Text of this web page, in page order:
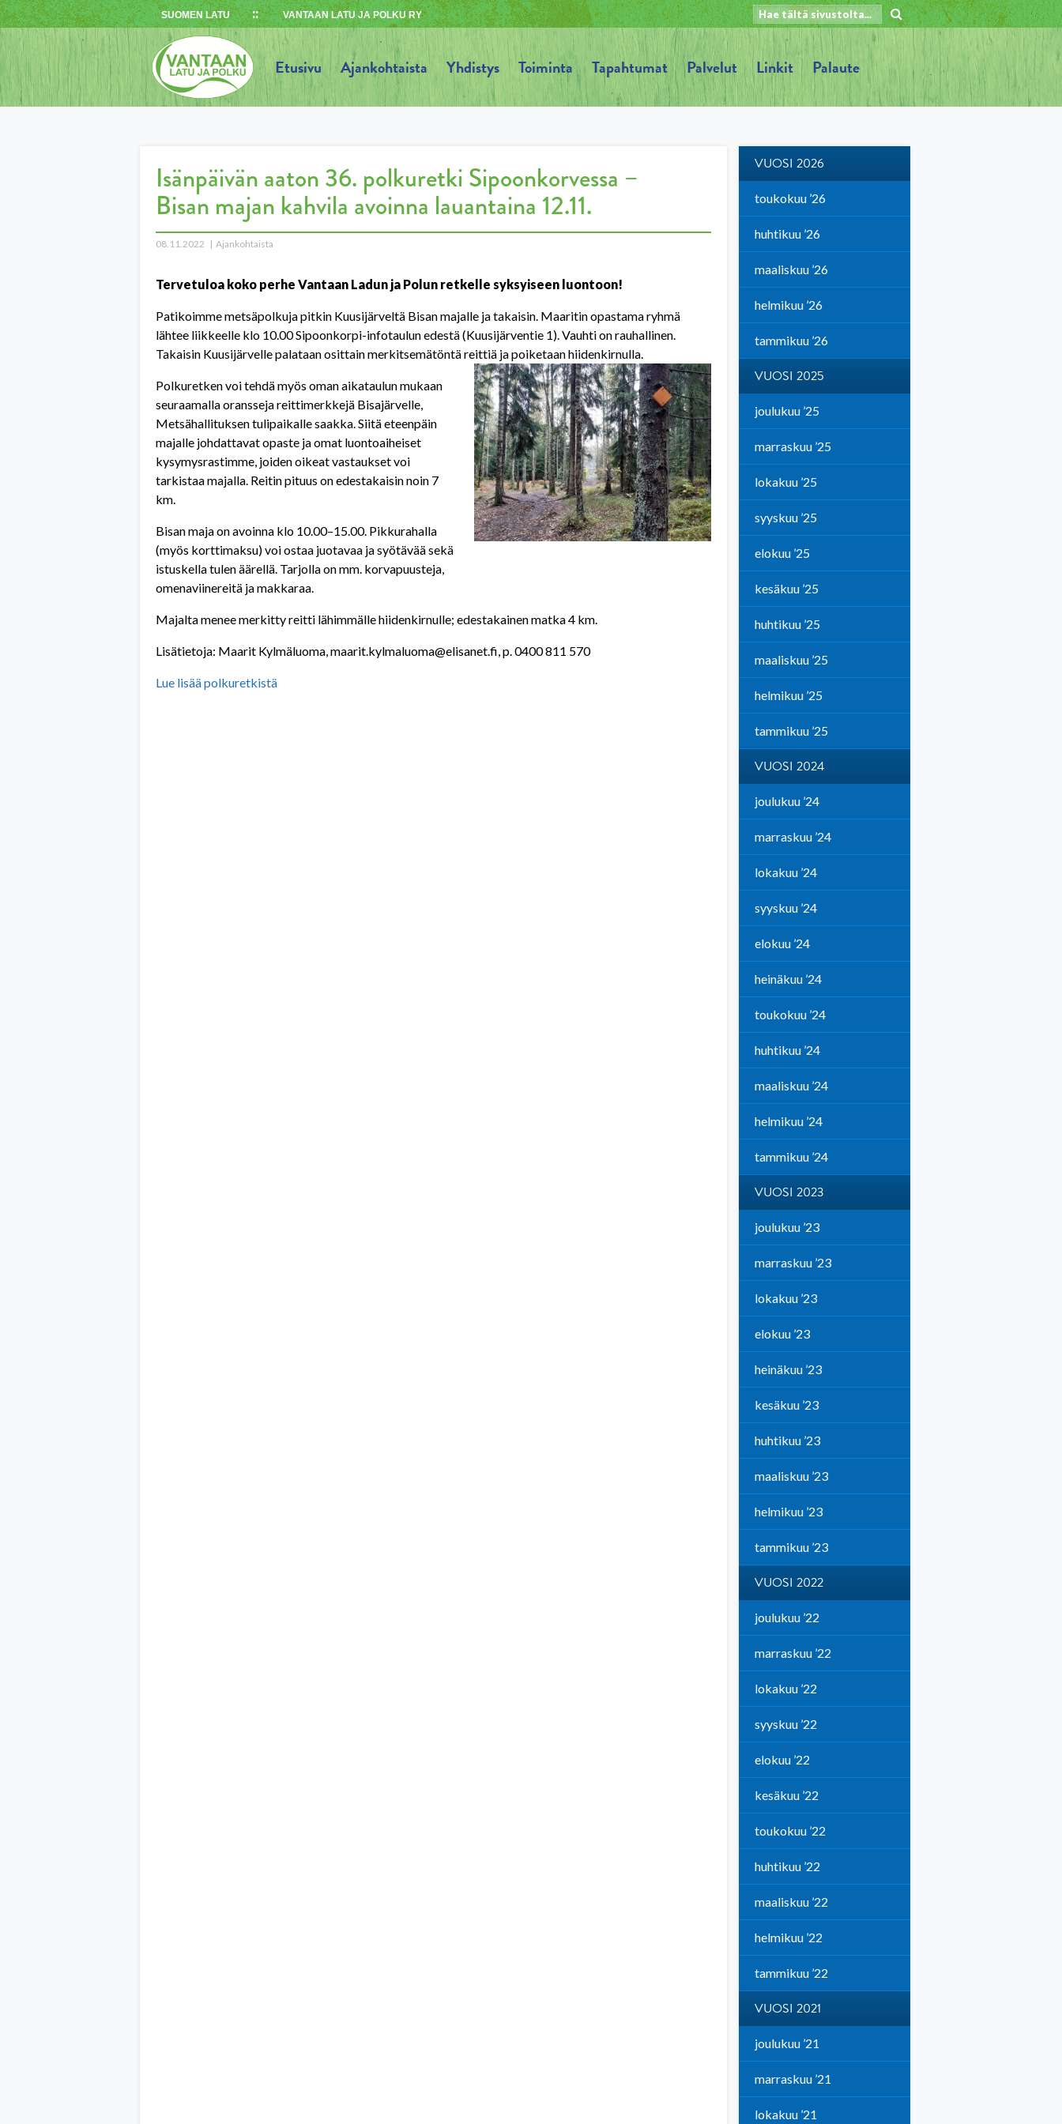
Skip
to
content
SUOMEN LATU VANTAAN LATU JA POLKU RY
Etusivu Ajankohtaista Yhdistys Toiminta Tapahtumat Palvelut Linkit Palaute
Isänpäivän aaton 36. polkuretki Sipoonkorvessa –
Bisan majan kahvila avoinna lauantaina 12.11.
08.11.2022 Ajankohtaista
Tervetuloa koko perhe Vantaan Ladun ja Polun retkelle syksyiseen luontoon!
Patikoimme metsäpolkuja pitkin Kuusijärveltä Bisan majalle ja takaisin. Maaritin opastama ryhmä
lähtee liikkeelle klo 10.00 Sipoonkorpi-infotaulun edestä (Kuusijärventie 1). Vauhti on rauhallinen.
Takaisin Kuusijärvelle palataan osittain merkitsemätöntä reittiä ja poiketaan hiidenkirnulla.
Polkuretken voi tehdä myös oman aikataulun mukaan
seuraamalla oransseja reittimerkkejä Bisajärvelle,
Metsähallituksen tulipaikalle saakka. Siitä eteenpäin
majalle johdattavat opaste ja omat luontoaiheiset
kysymysrastimme, joiden oikeat vastaukset voi
tarkistaa majalla. Reitin pituus on edestakaisin noin 7
km.
Bisan maja on avoinna klo 10.00–15.00. Pikkurahalla
(myös korttimaksu) voi ostaa juotavaa ja syötävää sekä
istuskella tulen äärellä. Tarjolla on mm. korvapuusteja,
omenaviinereitä ja makkaraa.
Majalta menee merkitty reitti lähimmälle hiidenkirnulle; edestakainen matka 4 km.
Lisätietoja: Maarit Kylmäluoma, maarit.kylmaluoma@elisanet.fi, p. 0400 811 570
Lue lisää polkuretkistä
VUOSI 2026
toukokuu ’26
huhtikuu ’26
maaliskuu ’26
helmikuu ’26
tammikuu ’26
VUOSI 2025
joulukuu ’25
marraskuu ’25
lokakuu ’25
syyskuu ’25
elokuu ’25
kesäkuu ’25
huhtikuu ’25
maaliskuu ’25
helmikuu ’25
tammikuu ’25
VUOSI 2024
joulukuu ’24
marraskuu ’24
lokakuu ’24
syyskuu ’24
elokuu ’24
heinäkuu ’24
toukokuu ’24
huhtikuu ’24
maaliskuu ’24
helmikuu ’24
tammikuu ’24
VUOSI 2023
joulukuu ’23
marraskuu ’23
lokakuu ’23
elokuu ’23
heinäkuu ’23
kesäkuu ’23
huhtikuu ’23
maaliskuu ’23
helmikuu ’23
tammikuu ’23
VUOSI 2022
joulukuu ’22
marraskuu ’22
lokakuu ’22
syyskuu ’22
elokuu ’22
kesäkuu ’22
toukokuu ’22
huhtikuu ’22
maaliskuu ’22
helmikuu ’22
tammikuu ’22
VUOSI 2021
joulukuu ’21
marraskuu ’21
lokakuu ’21